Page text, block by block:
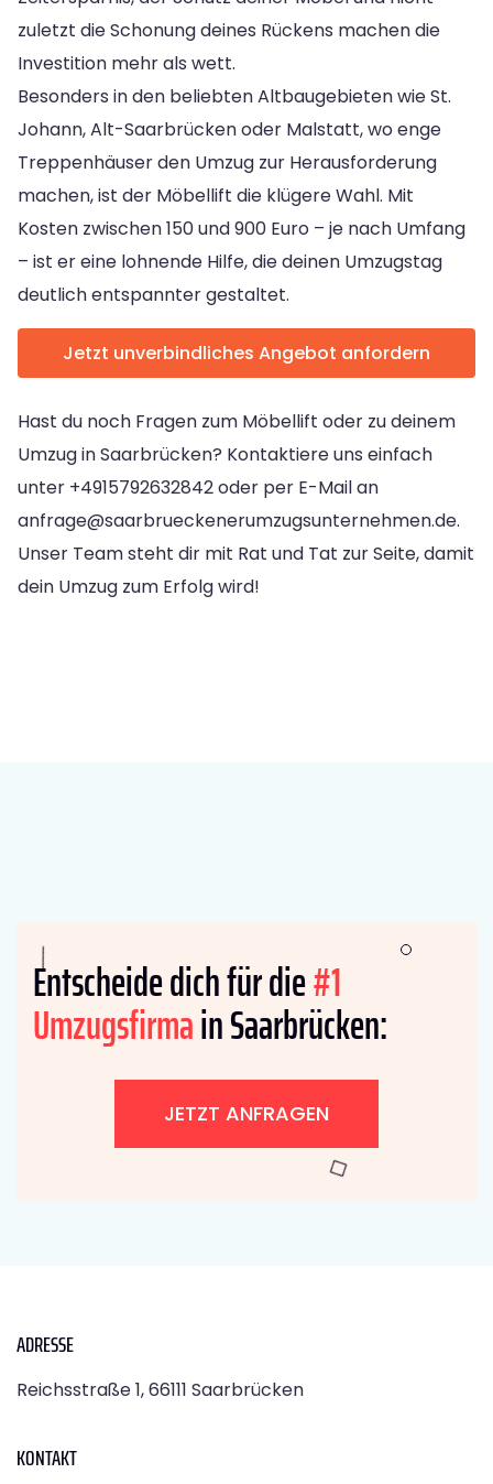
zuletzt die Schonung deines Rückens machen die
Investition mehr als wett.
Besonders in den beliebten Altbaugebieten wie St.
Johann, Alt-Saarbrücken oder Malstatt, wo enge
Treppenhäuser den Umzug zur Herausforderung
machen, ist der Möbellift die klügere Wahl. Mit
Kosten zwischen 150 und 900 Euro – je nach Umfang
– ist er eine lohnende Hilfe, die deinen Umzugstag
deutlich entspannter gestaltet.
Jetzt unverbindliches Angebot anfordern
Hast du noch Fragen zum Möbellift oder zu deinem
Umzug in Saarbrücken? Kontaktiere uns einfach
unter +4915792632842 oder per E-Mail an
anfrage@saarbrueckenerumzugsunternehmen.de.
Unser Team steht dir mit Rat und Tat zur Seite, damit
dein Umzug zum Erfolg wird!
Entscheide dich für die#1
Umzugsfirmain Saarbrücken:
JETZT ANFRAGEN
ADRESSE
Reichsstraße 1, 66111 Saarbrücken
KONTAKT